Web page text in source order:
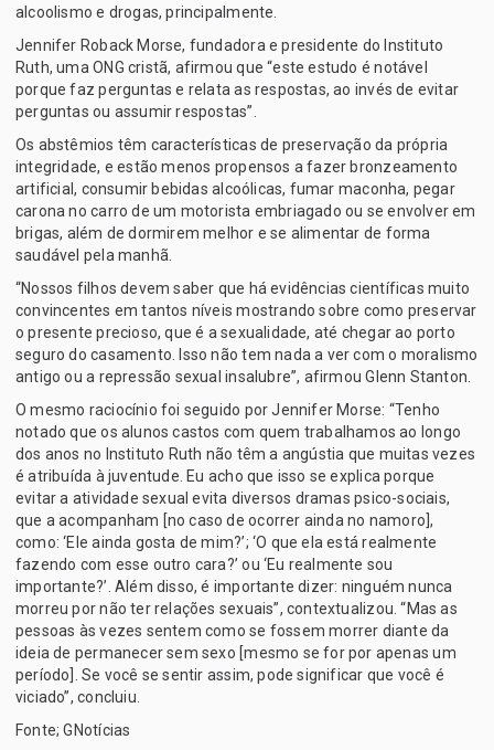
alcoolismo e drogas, principalmente.
Jennifer Roback Morse, fundadora e presidente do Instituto
Ruth, uma ONG cristã, afirmou que “este estudo é notável
porque faz perguntas e relata as respostas, ao invés de evitar
perguntas ou assumir respostas”.
Os abstêmios têm características de preservação da própria
integridade, e estão menos propensos a fazer bronzeamento
artificial, consumir bebidas alcoólicas, fumar maconha, pegar
carona no carro de um motorista embriagado ou se envolver em
brigas, além de dormirem melhor e se alimentar de forma
saudável pela manhã.
“Nossos filhos devem saber que há evidências científicas muito
convincentes em tantos níveis mostrando sobre como preservar
o presente precioso, que é a sexualidade, até chegar ao porto
seguro do casamento. Isso não tem nada a ver com o moralismo
antigo ou a repressão sexual insalubre”, afirmou Glenn Stanton.
O mesmo raciocínio foi seguido por Jennifer Morse: “Tenho
notado que os alunos castos com quem trabalhamos ao longo
dos anos no Instituto Ruth não têm a angústia que muitas vezes
é atribuída à juventude. Eu acho que isso se explica porque
evitar a atividade sexual evita diversos dramas psico-sociais,
que a acompanham [no caso de ocorrer ainda no namoro],
como: ‘Ele ainda gosta de mim?’; ‘O que ela está realmente
fazendo com esse outro cara?’ ou ‘Eu realmente sou
importante?’. Além disso, é importante dizer: ninguém nunca
morreu por não ter relações sexuais”, contextualizou. “Mas as
pessoas às vezes sentem como se fossem morrer diante da
ideia de permanecer sem sexo [mesmo se for por apenas um
período]. Se você se sentir assim, pode significar que você é
viciado”, concluiu.
Fonte; GNotícias